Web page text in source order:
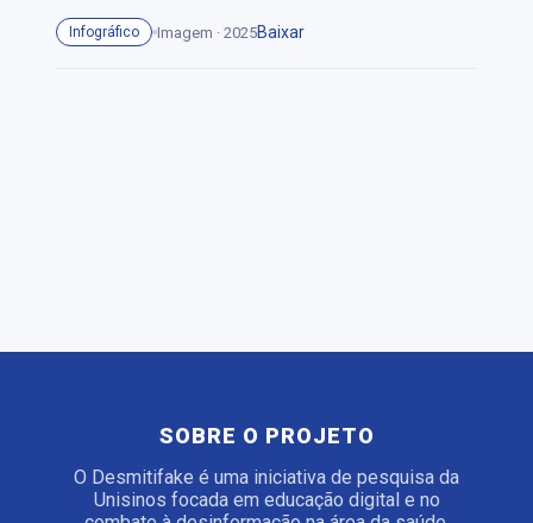
Infográfico Imagem · 2025Baixar
SOBRE O PROJETO
O Desmitifake é uma iniciativa de pesquisa da
Unisinos focada em educação digital e no